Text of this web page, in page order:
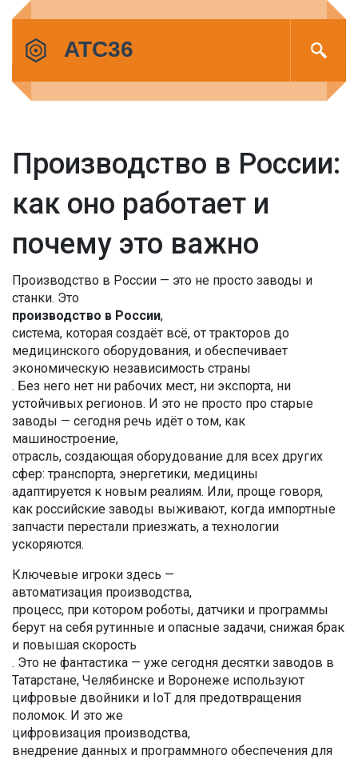
Производство в России:
как оно работает и
почему это важно
Производство в России — это не просто заводы и
станки. Это
производство в России,
система, которая создаёт всё, от тракторов до
медицинского оборудования, и обеспечивает
экономическую независимость страны
. Без него нет ни рабочих мест, ни экспорта, ни
устойчивых регионов. И это не просто про старые
заводы — сегодня речь идёт о том, как
машиностроение,
отрасль, создающая оборудование для всех других
сфер: транспорта, энергетики, медицины
адаптируется к новым реалиям. Или, проще говоря,
как российские заводы выживают, когда импортные
запчасти перестали приезжать, а технологии
ускоряются.
Ключевые игроки здесь —
автоматизация производства,
процесс, при котором роботы, датчики и программы
берут на себя рутинные и опасные задачи, снижая брак
и повышая скорость
. Это не фантастика — уже сегодня десятки заводов в
Татарстане, Челябинске и Воронеже используют
цифровые двойники и IoT для предотвращения
поломок. И это же
цифровизация производства,
внедрение данных и программного обеспечения для